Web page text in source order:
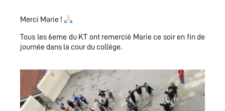
Merci Marie !
Tous les 6eme du KT ont remercié Marie ce soir en fin de
journée dans la cour du collège.